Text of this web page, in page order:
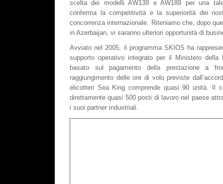
scelta dei modelli AW139 e AW189 per una
conferma la competitività e la superiorità dei
concorrenza internazionale. Riteniamo che, dopo
in Azerbaijan, vi saranno ulteriori opportunità di
Avviato nel 2005, il programma SKIOS ha
supporto operativo integrato per il Ministero della
basato sul pagamento della prestazione a
raggiungimento delle ore di volo previste
elicotteri Sea King comprende quasi 90 unità. Il
direttamente quasi 500 posti di lavoro nel paese
i suoi partner industriali.